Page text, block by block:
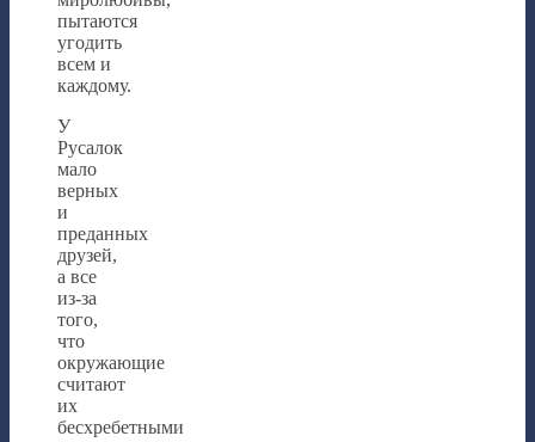
пытаются
угодить
всем и
каждому.
У
Русалок
мало
верных
и
преданных
друзей,
а все
из-за
того,
что
окружающие
считают
их
бесхребетными